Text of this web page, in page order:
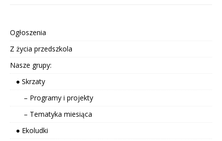
Ogłoszenia
Z życia przedszkola
Nasze grupy:
● Skrzaty
– Programy i projekty
– Tematyka miesiąca
● Ekoludki